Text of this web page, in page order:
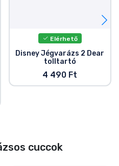
Elérhető
Disney Jégvarázs 2 Dear
tolltartó
4 490 Ft
cuccok